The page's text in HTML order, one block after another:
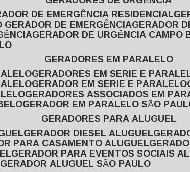
DE EMERGÊNCIA RESIDENCIAL
GERADOR DE EMERGÊNCIA GERADOR
GERADOR DE URGÊNCIA CAMPO
GERADORES EM PARALELO
GERADORES EM SERIE E
GERADOR EM SERIE E PARALELO
GERADORES ASSOCIADOS EM
GERADOR EM PARALELO SÃO
GERADORES PARA ALUGUEL
GERADOR DIESEL ALUGUEL
PARA CASAMENTO ALUGUEL
GERADOR PARA EVENTOS SOCIAIS
GERADOR ALUGUEL SÃO PAULO